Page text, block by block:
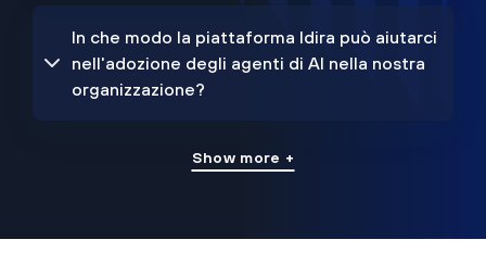
In che modo la piattaforma Idira può aiutarci
nell'adozione degli agenti di AI nella nostra
organizzazione?
Show more +